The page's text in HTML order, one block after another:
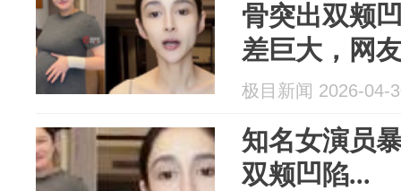
骨突出双颊
差巨大，网
极目新闻 2026-04-
知名女演员
双颊凹陷...